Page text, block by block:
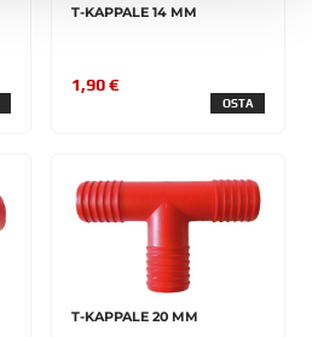
T-KAPPALE 14 MM
1,90 €
OSTA
T-KAPPALE 20 MM